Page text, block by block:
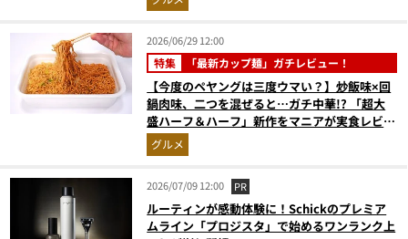
2026/06/29 12:00
特集 「最新カップ麺」ガチレビュー！
【今度のペヤングは三度ウマい？】炒飯味×回
鍋肉味、二つを混ぜると…ガチ中華!? 「超大
盛ハーフ＆ハーフ」新作をマニアが実食レビュ
ーグルメ
2026/07/09 12:00 PR
ルーティンが感動体験に！Schickのプレミア
ムライン「プロジスタ」で始めるワンランク上